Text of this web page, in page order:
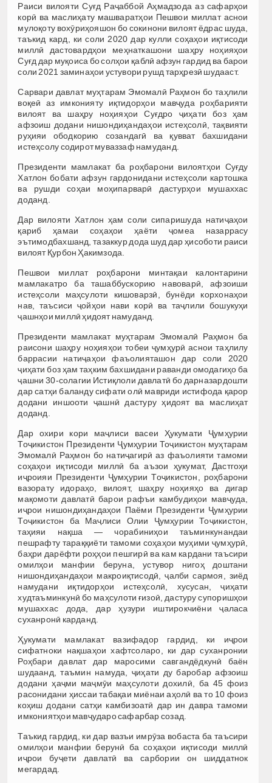
Раиси вилояти Суғд Раҷаббой Аҳмадзода аз сафарҳои
корӣ ва маслиҳату машваратҳои Пешвои миллат аснои
мулоқоту вохӯриҳояшон бо сокинони вилоят ёдрас шуда,
таъкид кард, ки соли 2020 дар кулли соҳаҳои иқтисоди
миллӣ дастовардҳои меҳнаткашони шаҳру ноҳияҳои
Суғд дар муқоиса бо солҳои қаблӣ афзун гардид ва барои
соли 2021 заминаҳои устувори рушд тарҳрезӣ шудааст.
Сарвари давлат муҳтарам Эмомалӣ Раҳмон бо таҳлили
воқеӣ аз имконияту иқтидорҳои мавҷуда роҳбарияти
вилоят ва шаҳру ноҳияҳои Суғдро ҷиҳати боз ҳам
афзоиш додани нишондиҳандаҳои истеҳсолӣ, тақвияти
руҳияи ободкорию созандагӣ ва қувват бахшидани
истеҳсолу содирот муваззаф намуданд.
Президенти мамлакат ба роҳбарони вилоятҳои Суғду
Хатлон бобати афзун гардонидани истеҳсоли картошка
ва рушди соҳаи моҳипарварӣ дастурҳои мушаххас
доданд.
Дар вилояти Хатлон ҳам соли сипаришуда натиҷаҳои
қариб ҳамаи соҳаҳои ҳаёти ҷомеа назаррасу
эътимодбахшанд, тазаккур дода шуд дар ҳисоботи раиси
вилоят Қурбон Ҳакимзода.
Пешвои миллат роҳбарони минтақаи калонтарини
мамлакатро ба ташаббускорию навоварӣ, афзоиши
истеҳсоли маҳсулоти кишоварзӣ, бунёди корхонаҳои
нав, таъсиси ҷойҳои нави корӣ ва таҷлили бошукуҳи
ҷашнҳои миллӣ ҳидоят намуданд.
Президенти мамлакат муҳтарам Эмомалӣ Раҳмон ба
раисони шаҳру ноҳияҳои тобеи ҷумҳурӣ аснои таҳлилу
баррасии натиҷаҳои фаъолияташон дар соли 2020
ҷиҳати боз ҳам таҳким бахшидани раванди омодагиҳо ба
ҷашни 30-солагии Истиқлоли давлатӣ бо дарназардошти
дар сатҳи баланду сифати олӣ мавриди истифода қарор
додани иншооти ҷашнӣ дастуру ҳидоят ва маслиҳат
доданд.
Дар охири кори маҷлиси васеи Ҳукумати Ҷумҳурии
Тоҷикистон Президенти Ҷумҳурии Тоҷикистон муҳтарам
Эмомалӣ Раҳмон бо натиҷагирӣ аз фаъолияти тамоми
соҳаҳои иқтисоди миллӣ ба аъзои ҳукумат, Дастгоҳи
иҷроияи Президенти Ҷумҳурии Тоҷикистон, роҳбарони
вазорату идораҳо, вилоят, шаҳру ноҳияҳо ва дигар
мақомоти давлатӣ барои рафъи камбудиҳои мавҷуда,
иҷрои нишондиҳандаҳои Паёми Президенти Ҷумҳурии
Тоҷикистон ба Маҷлиси Олии Ҷумҳурии Тоҷикистон,
таҳияи нақша — чорабиниҳои таъминкунандаи
пешрафту тараққиёти тамоми соҳаҳои муҳими ҷумҳурӣ,
баҳри дарёфти роҳҳои пешгирӣ ва кам кардани таъсири
омилҳои манфии беруна, устувор нигоҳ доштани
нишондиҳандаҳои макроиқтисодӣ, ҷалби сармоя, зиёд
намудани иқтидорҳои истеҳсолӣ, хусусан, ҷиҳати
худтаъминкунӣ бо маҳсулоти ғизоӣ, дастуру супоришҳои
мушаххас дода, дар ҳузури иштирокчиёни ҷаласа
суханронӣ карданд.
Ҳукумати мамлакат вазифадор гардид, ки иҷрои
сифатноки нақшаҳои хафтсоларо, ки дар суханронии
Роҳбари давлат дар маросими савгандёдкунӣ баён
шудаанд, таъмин намуда, ҷиҳати ду баробар афзоиш
додани ҳаҷми маҷмӯи маҳсулоти дохилӣ, ба 45 фоиз
расонидани ҳиссаи табақаи миёнаи аҳолӣ ва то 10 фоиз
коҳиш додани сатҳи камбизоатӣ дар ин давра тамоми
имкониятҳои мавҷударо сафарбар созад.
Таъкид гардид, ки дар вазъи имрӯза вобаста ба таъсири
омилҳои манфии берунӣ ба соҳаҳои иқтисоди миллӣ
иҷрои буҷети давлатӣ ва сарбории он шиддатнок
мегардад.